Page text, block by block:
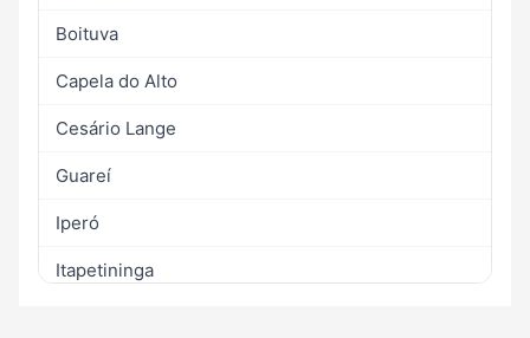
Boituva
Capela do Alto
Cesário Lange
Guareí
Iperó
Itapetininga